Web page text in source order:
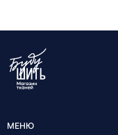
МЕНЮ